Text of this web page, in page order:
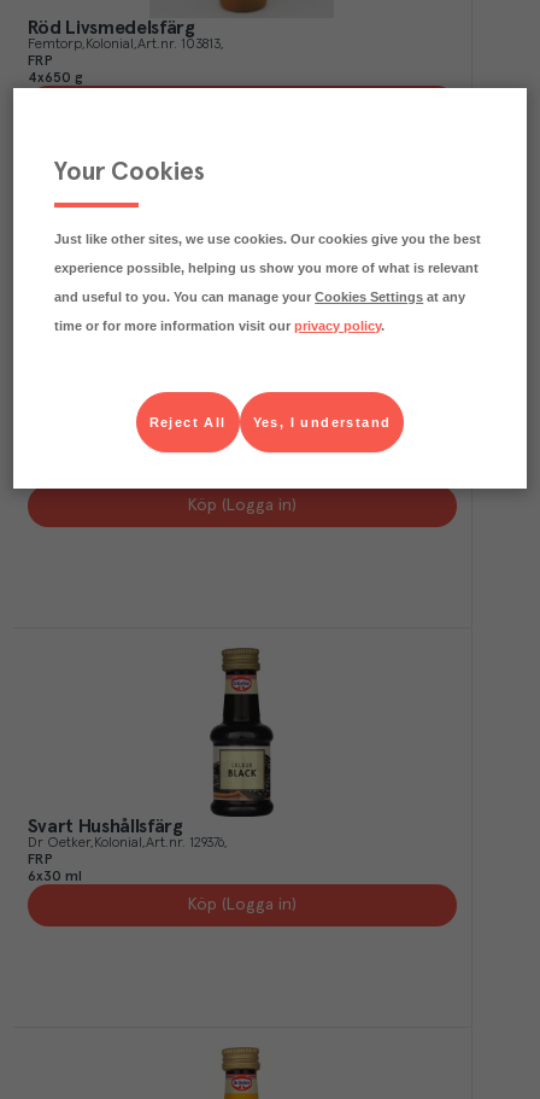
Röd Livsmedelsfärg
Femtorp Kolonial Art.nr. 103813
FRP
4x650 g
Grön Livsmedelsfärg
Art.nr.
Köp (Logga in)
Svart Hushållsfärg
Dr Oetker Kolonial Art.nr. 129376
FRP
6x30 ml
Köp (Logga in)
Your Cookies
Just like other sites, we use cookies. Our cookies give you the best
experience possible, helping us show you more of what is relevant
and useful to you. You can manage yourCookies Settings at any
time or for more information visit ourprivacy policy.
Yes, I understand
Reject All